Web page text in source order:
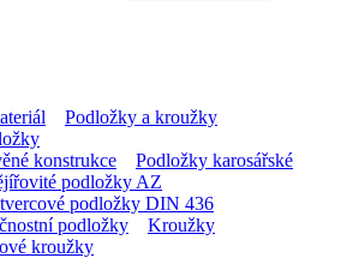
Podložky a kroužky
konstrukce
Podložky karosářské
podložky AZ
podložky DIN 436
podložky
Kroužky
kroužky